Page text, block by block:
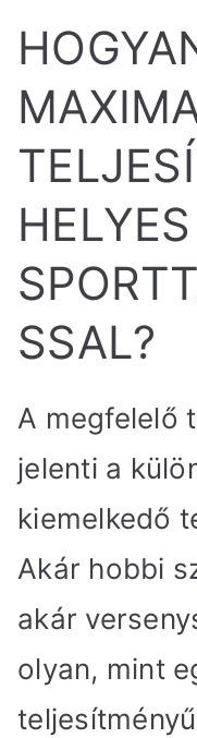
HELYES
SSAL?
A megfelelő
jelenti a
kiemelkedő
Akár hobbi
akár
olyan, mint